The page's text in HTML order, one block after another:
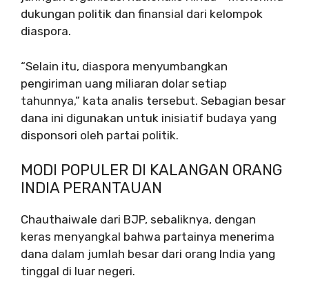
dukungan politik dan finansial dari kelompok
diaspora.
“Selain itu, diaspora menyumbangkan
pengiriman uang miliaran dolar setiap
tahunnya,” kata analis tersebut. Sebagian besar
dana ini digunakan untuk inisiatif budaya yang
disponsori oleh partai politik.
MODI POPULER DI KALANGAN ORANG
INDIA PERANTAUAN
Chauthaiwale dari BJP, sebaliknya, dengan
keras menyangkal bahwa partainya menerima
dana dalam jumlah besar dari orang India yang
tinggal di luar negeri.